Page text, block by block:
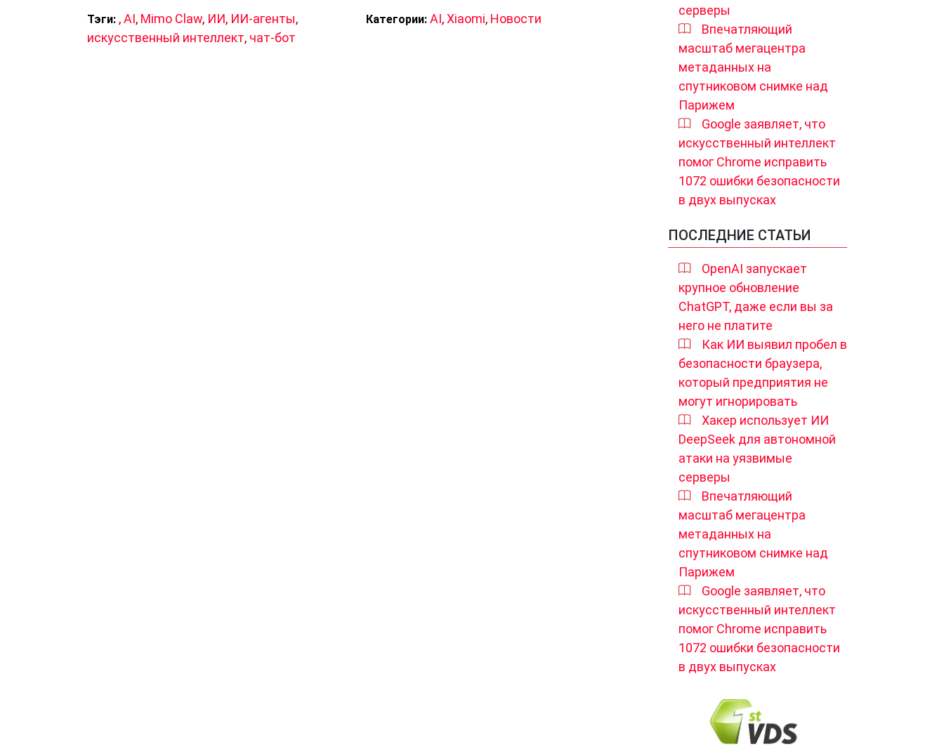
Тэги: ,AI, Mimo Claw, ИИ, ИИ-агенты,
искусственный интеллект, чат-бот
Категории: AI,Xiaomi, Новости
серверы
Впечатляющий
масштаб мегацентра
метаданных на
спутниковом снимке над
Парижем
Google заявляет, что
искусственный интеллект
помог Chrome исправить
1072 ошибки безопасности
в двух выпусках
ПОСЛЕДНИЕ СТАТЬИ
OpenAI запускает
крупное обновление
ChatGPT, даже если вы за
него не платите
Как ИИ выявил пробел в
безопасности браузера,
который предприятия не
могут игнорировать
Хакер использует ИИ
DeepSeek для автономной
атаки на уязвимые
серверы
Впечатляющий
масштаб мегацентра
метаданных на
спутниковом снимке над
Парижем
Google заявляет, что
искусственный интеллект
помог Chrome исправить
1072 ошибки безопасности
в двух выпусках